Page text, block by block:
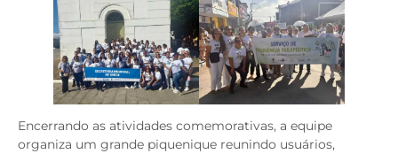
Encerrando as atividades comemorativas, a equipe
organiza um grande piquenique reunindo usuários,